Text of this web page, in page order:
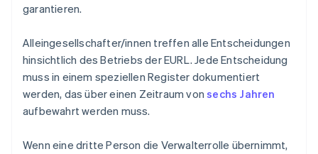
garantieren.
Alleingesellschafter/innen treffen alle Entscheidungen
hinsichtlich des Betriebs der EURL. Jede Entscheidung
muss in einem speziellen Register dokumentiert
werden, das über einen Zeitraum vonsechs Jahren
aufbewahrt werden muss.
Wenn eine dritte Person die Verwalterrolle übernimmt,